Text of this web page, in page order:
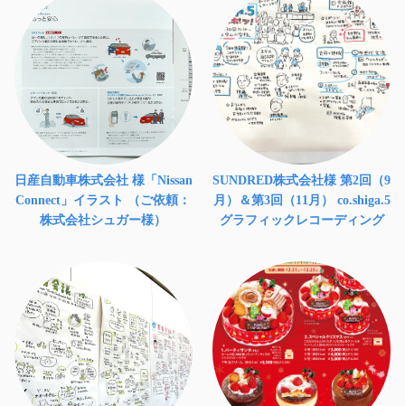
日産自動車株式会社 様「Nissan
Connect」イラスト （ご依頼：
株式会社シュガー様）
SUNDRED株式会社様 第2回（9
月）＆第3回（11月） co.shiga.5
グラフィックレコーディング